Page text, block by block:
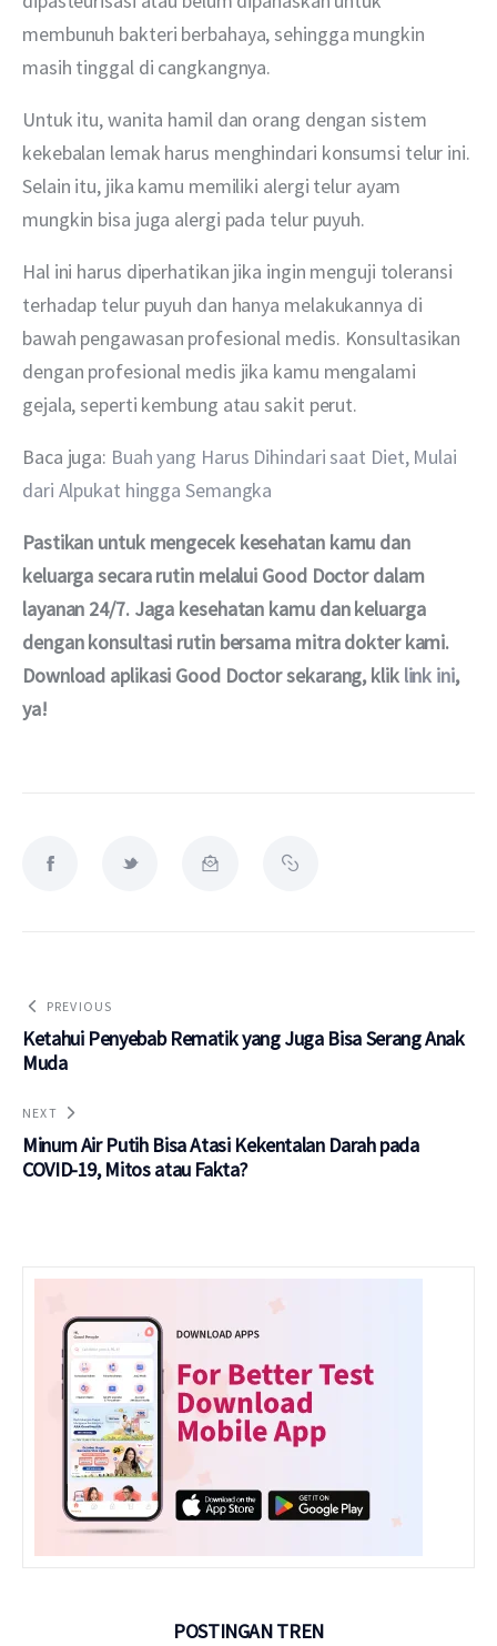
membunuh bakteri berbahaya, sehingga mungkin
masih tinggal di cangkangnya.
Untuk itu, wanita hamil dan orang dengan sistem
kekebalan lemak harus menghindari konsumsi telur ini.
Selain itu, jika kamu memiliki alergi telur ayam
mungkin bisa juga alergi pada telur puyuh.
Hal ini harus diperhatikan jika ingin menguji toleransi
terhadap telur puyuh dan hanya melakukannya di
bawah pengawasan profesional medis. Konsultasikan
dengan profesional medis jika kamu mengalami
gejala, seperti kembung atau sakit perut.
Baca juga: Buah yang Harus Dihindari saat Diet, Mulai
dari Alpukat hingga Semangka
Pastikan untuk mengecek kesehatan kamu dan
keluarga secara rutin melalui Good Doctor dalam
layanan 24/7. Jaga kesehatan kamu dan keluarga
dengan konsultasi rutin bersama mitra dokter kami.
Download aplikasi Good Doctor sekarang, klik link ini,
ya!
PREVIOUS
Ketahui Penyebab Rematik yang Juga Bisa Serang Anak
Muda
NEXT
Minum Air Putih Bisa Atasi Kekentalan Darah pada
COVID-19, Mitos atau Fakta?
POSTINGAN TREN